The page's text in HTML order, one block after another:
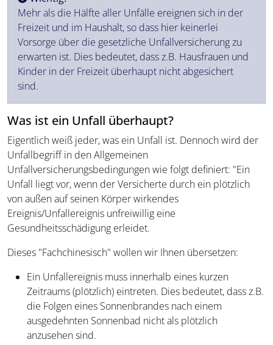
Mehr als die Hälfte aller Unfälle ereignen sich in der
Freizeit und im Haushalt, so dass hier keinerlei
Vorsorge über die gesetzliche Unfallversicherung zu
erwarten ist. Dies bedeutet, dass z.B. Hausfrauen und
Kinder in der Freizeit überhaupt nicht abgesichert
sind.
Was ist ein Unfall überhaupt?
Eigentlich weiß jeder, was ein Unfall ist. Dennoch wird der
Unfallbegriff in den Allgemeinen
Unfallversicherungsbedingungen wie folgt definiert: "Ein
Unfall liegt vor, wenn der Versicherte durch ein plötzlich
von außen auf seinen Körper wirkendes
Ereignis/Unfallereignis unfreiwillig eine
Gesundheitsschädigung erleidet.
Dieses "Fachchinesisch" wollen wir Ihnen übersetzen:
Ein Unfallereignis muss innerhalb eines kurzen
Zeitraums (plötzlich) eintreten. Dies bedeutet, dass z.B.
die Folgen eines Sonnenbrandes nach einem
ausgedehnten Sonnenbad nicht als plötzlich
anzusehen sind.